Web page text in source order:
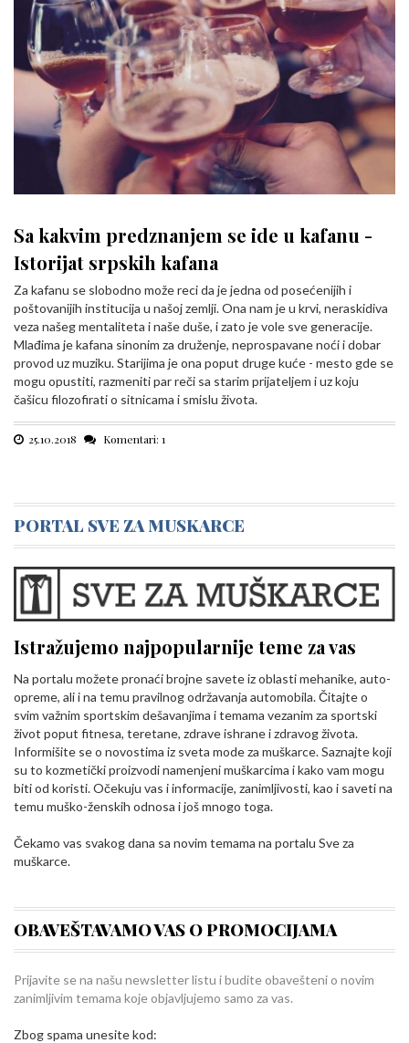
Sa kakvim predznanjem se ide u kafanu -
Istorijat srpskih kafana
Za kafanu se slobodno može reci da je jedna od posećenijih i
poštovanijih institucija u našoj zemlji. Ona nam je u krvi, neraskidiva
veza našeg mentaliteta i naše duše, i zato je vole sve generacije.
Mlađima je kafana sinonim za druženje, neprospavane noći i dobar
provod uz muziku. Starijima je ona poput druge kuće - mesto gde se
mogu opustiti, razmeniti par reči sa starim prijateljem i uz koju
čašicu filozofirati o sitnicama i smislu života.
25.10.2018 Komentari: 1
PORTAL SVE ZA MUSKARCE
Istražujemo najpopularnije teme za vas
Na portalu možete pronaći brojne savete iz oblasti mehanike, auto-
opreme, ali i na temu pravilnog održavanja automobila. Čitajte o
svim važnim sportskim dešavanjima i temama vezanim za sportski
život poput fitnesa, teretane, zdrave ishrane i zdravog života.
Informišite se o novostima iz sveta mode za muškarce. Saznajte koji
su to kozmetički proizvodi namenjeni muškarcima i kako vam mogu
biti od koristi. Očekuju vas i informacije, zanimljivosti, kao i saveti na
temu muško-ženskih odnosa i još mnogo toga.
Čekamo vas svakog dana sa novim temama na portalu Sve za
muškarce.
OBAVEŠTAVAMO VAS O PROMOCIJAMA
Prijavite se na našu newsletter listu i budite obavešteni o novim
zanimljivim temama koje objavljujemo samo za vas.
Zbog spama unesite kod: